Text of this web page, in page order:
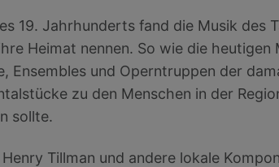
19. Jahrhunderts fand die Musik des
Heimat nennen. So wie die
Ensembles und Operntruppen der
zu den Menschen in der
sollte.
Tillman und andere lokale